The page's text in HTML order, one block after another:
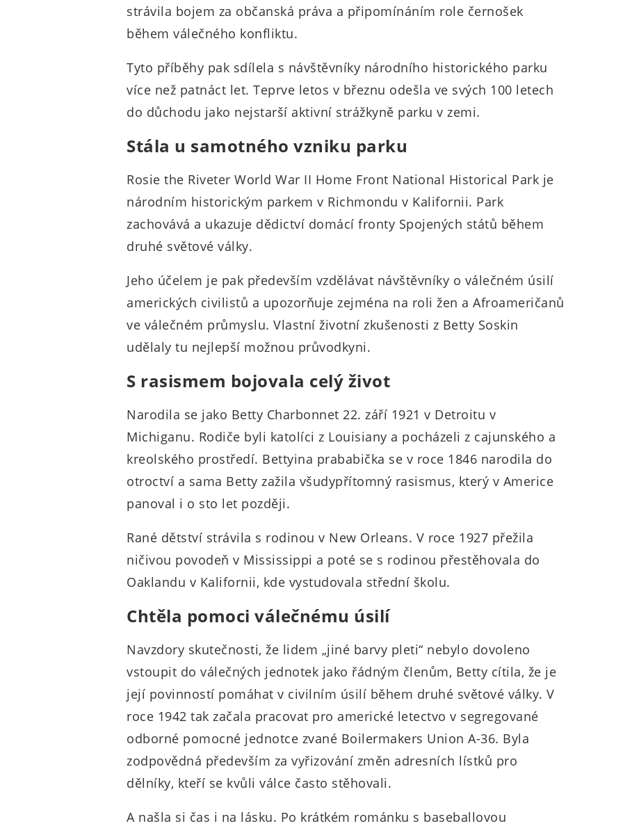
strávila bojem za občanská práva a připomínáním role černošek
během válečného konfliktu.
Tyto příběhy pak sdílela s návštěvníky národního historického parku
více než patnáct let. Teprve letos v březnu odešla ve svých 100 letech
do důchodu jako nejstarší aktivní strážkyně parku v zemi.
Stála u samotného vzniku parku
Rosie the Riveter World War II Home Front National Historical Park je
národním historickým parkem v Richmondu v Kalifornii. Park
zachovává a ukazuje dědictví domácí fronty Spojených států během
druhé světové války.
Jeho účelem je pak především vzdělávat návštěvníky o válečném úsilí
amerických civilistů a upozorňuje zejména na roli žen a Afroameričanů
ve válečném průmyslu. Vlastní životní zkušenosti z Betty Soskin
udělaly tu nejlepší možnou průvodkyni.
S rasismem bojovala celý život
Narodila se jako Betty Charbonnet 22. září 1921 v Detroitu v
Michiganu. Rodiče byli katolíci z Louisiany a pocházeli z cajunského a
kreolského prostředí. Bettyina prababička se v roce 1846 narodila do
otroctví a sama Betty zažila všudypřítomný rasismus, který v Americe
panoval i o sto let později.
Rané dětství strávila s rodinou v New Orleans. V roce 1927 přežila
ničivou povodeň v Mississippi a poté se s rodinou přestěhovala do
Oaklandu v Kalifornii, kde vystudovala střední školu.
Chtěla pomoci válečnému úsilí
Navzdory skutečnosti, že lidem „jiné barvy pleti“ nebylo dovoleno
vstoupit do válečných jednotek jako řádným členům, Betty cítila, že je
její povinností pomáhat v civilním úsilí během druhé světové války. V
roce 1942 tak začala pracovat pro americké letectvo v segregované
odborné pomocné jednotce zvané Boilermakers Union A-36. Byla
zodpovědná především za vyřizování změn adresních lístků pro
dělníky, kteří se kvůli válce často stěhovali.
A našla si čas i na lásku. Po krátkém románku s baseballovou